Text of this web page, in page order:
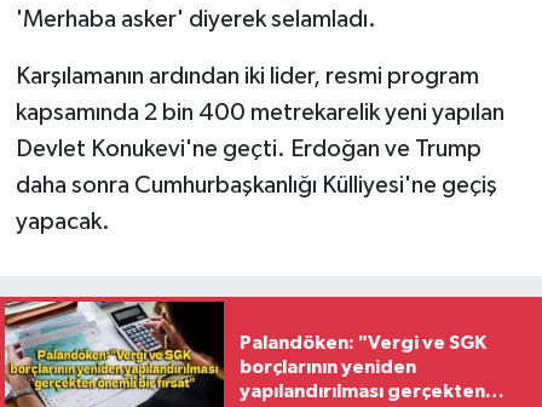
'Merhaba asker' diyerek selamladı.
Karşılamanın ardından iki lider, resmi program
kapsamında 2 bin 400 metrekarelik yeni yapılan
Devlet Konukevi'ne geçti. Erdoğan ve Trump
daha sonra Cumhurbaşkanlığı Külliyesi'ne geçiş
yapacak.
Palandöken: "Vergi ve SGK
borçlarının yeniden
yapılandırılması gerçekten